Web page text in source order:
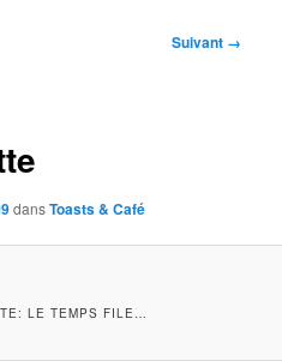
Suivant →
dansToasts & Café
LE TEMPS FILE…